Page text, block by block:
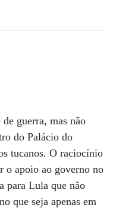
guerra, mas não
do Palácio do
tucanos. O raciocínio
o apoio ao governo no
para Lula que não
que seja apenas em